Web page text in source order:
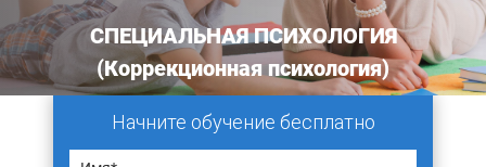
СПЕЦИАЛЬНАЯ ПСИХОЛОГИЯ
(Коррекционная психология)
Начните обучение бесплатно